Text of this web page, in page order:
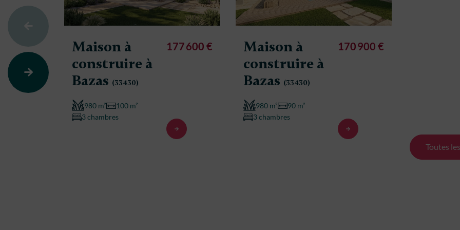
Maison à
construire à
Bazas (33430)
980 m²
100 m²
3 chambres
177 600 €
Maison à
construire à
Bazas (33430)
980 m²
90 m²
3 chambres
170 900 €
Toutes